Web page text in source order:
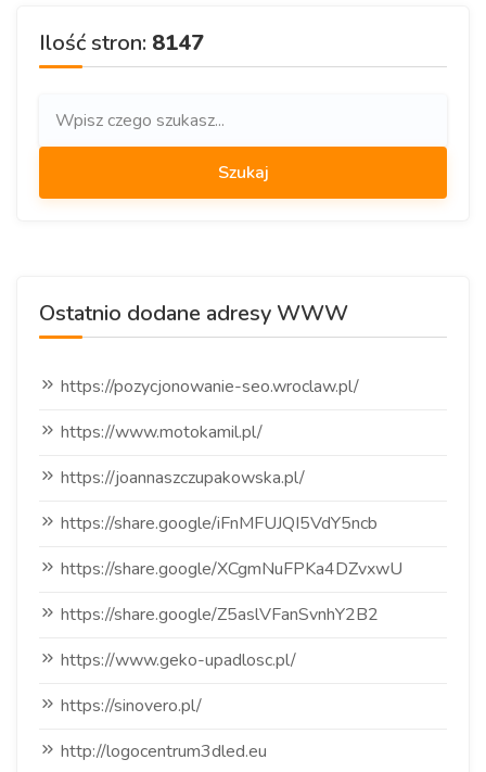
Ilość stron: 8147
Ostatnio dodane adresy WWW
https://pozycjonowanie-seo.wroclaw.pl/
https://www.motokamil.pl/
https://joannaszczupakowska.pl/
https://share.google/iFnMFUJQI5VdY5ncb
https://share.google/XCgmNuFPKa4DZvxwU
https://share.google/Z5aslVFanSvnhY2B2
https://www.geko-upadlosc.pl/
https://sinovero.pl/
http://logocentrum3dled.eu